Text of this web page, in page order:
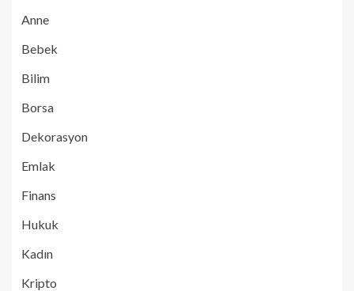
Anne
Bebek
Bilim
Borsa
Dekorasyon
Emlak
Finans
Hukuk
Kadın
Kripto